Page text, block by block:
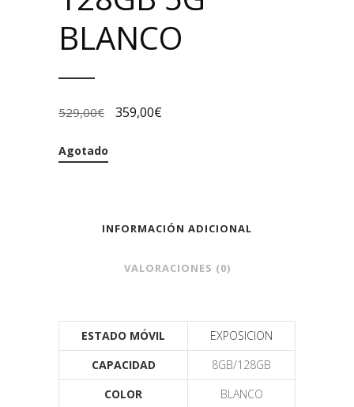
BLANCO
529,00€ 359,00€
Agotado
INFORMACIÓN ADICIONAL
VALORACIONES (0)
ESTADO MÓVIL
EXPOSICION
CAPACIDAD
8GB/128GB
COLOR
BLANCO